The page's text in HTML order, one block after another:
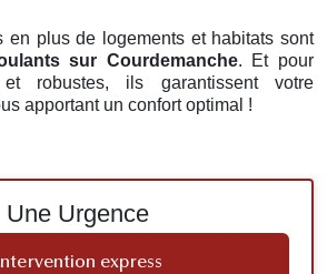
en plus de logements et habitats sont
sur Courdemanche. Et pour
et robustes, ils garantissent votre
apportant un confort optimal !
Une Urgence
express